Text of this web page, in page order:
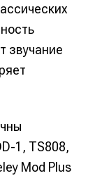
звучание
1, TS808,
Mod Plus